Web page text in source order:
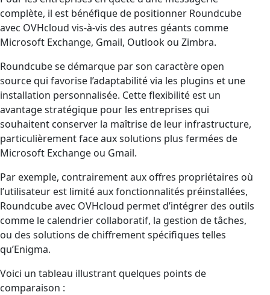
complète, il est bénéfique de positionner Roundcube
avec OVHcloud vis-à-vis des autres géants comme
Microsoft Exchange, Gmail, Outlook ou Zimbra.
Roundcube se démarque par son caractère open
source qui favorise l’adaptabilité via les plugins et une
installation personnalisée. Cette flexibilité est un
avantage stratégique pour les entreprises qui
souhaitent conserver la maîtrise de leur infrastructure,
particulièrement face aux solutions plus fermées de
Microsoft Exchange ou Gmail.
Par exemple, contrairement aux offres propriétaires où
l’utilisateur est limité aux fonctionnalités préinstallées,
Roundcube avec OVHcloud permet d’intégrer des outils
comme le calendrier collaboratif, la gestion de tâches,
ou des solutions de chiffrement spécifiques telles
qu’Enigma.
Voici un tableau illustrant quelques points de
comparaison :